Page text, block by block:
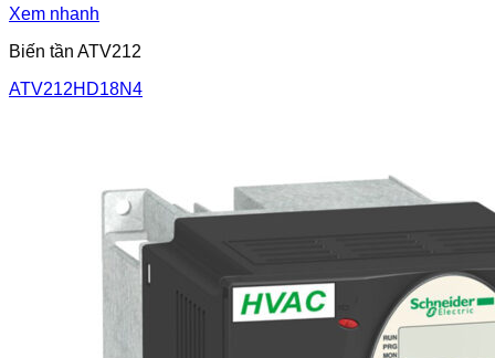
Xem nhanh
Biến tần ATV212
ATV212HD18N4